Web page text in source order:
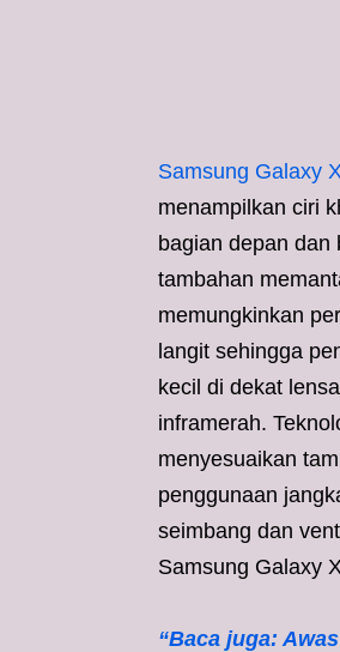
Samsung Galaxy
menampilkan ciri
bagian depan dan
tambahan
memungkinkan
langit sehingga
kecil di dekat
inframerah.
menyesuaikan
penggunaan
seimbang dan
Samsung Galaxy
“Baca juga: